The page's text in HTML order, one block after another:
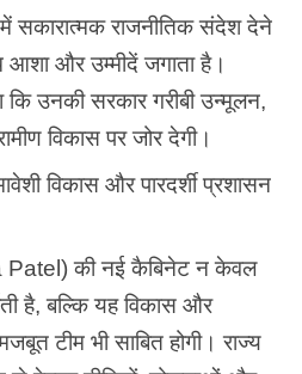
सकारात्मक राजनीतिक संदेश देने
और उम्मीदें जगाता है।
कि उनकी सरकार गरीबी उन्मूलन,
विकास पर जोर देगी।
विकास और पारदर्शी प्रशासन
की नई कैबिनेट न केवल
है, बल्कि यह विकास और
टीम भी साबित होगी। राज्य